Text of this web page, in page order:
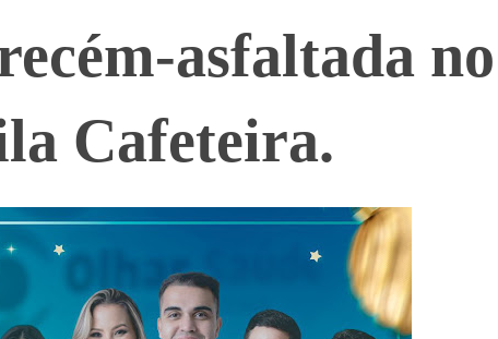
asfaltada no
Cafeteira.